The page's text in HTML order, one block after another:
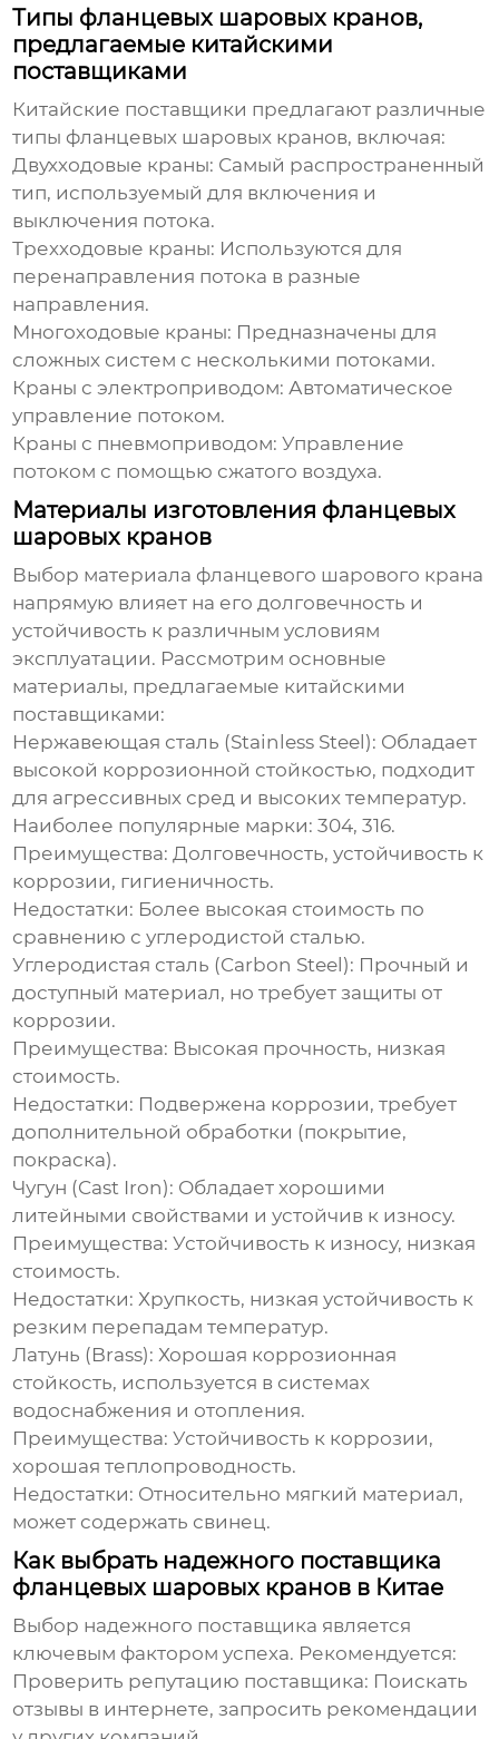
Типы фланцевых шаровых кранов,
предлагаемые китайскими
поставщиками
Китайские поставщики предлагают различные
типы фланцевых шаровых кранов, включая:
Двухходовые краны: Самый распространенный
тип, используемый для включения и
выключения потока.
Трехходовые краны: Используются для
перенаправления потока в разные
направления.
Многоходовые краны: Предназначены для
сложных систем с несколькими потоками.
Краны с электроприводом: Автоматическое
управление потоком.
Краны с пневмоприводом: Управление
потоком с помощью сжатого воздуха.
Материалы изготовления фланцевых
шаровых кранов
Выбор материала фланцевого шарового крана
напрямую влияет на его долговечность и
устойчивость к различным условиям
эксплуатации. Рассмотрим основные
материалы, предлагаемые китайскими
поставщиками:
Нержавеющая сталь (Stainless Steel): Обладает
высокой коррозионной стойкостью, подходит
для агрессивных сред и высоких температур.
Наиболее популярные марки: 304, 316.
Преимущества: Долговечность, устойчивость к
коррозии, гигиеничность.
Недостатки: Более высокая стоимость по
сравнению с углеродистой сталью.
Углеродистая сталь (Carbon Steel): Прочный и
доступный материал, но требует защиты от
коррозии.
Преимущества: Высокая прочность, низкая
стоимость.
Недостатки: Подвержена коррозии, требует
дополнительной обработки (покрытие,
покраска).
Чугун (Cast Iron): Обладает хорошими
литейными свойствами и устойчив к износу.
Преимущества: Устойчивость к износу, низкая
стоимость.
Недостатки: Хрупкость, низкая устойчивость к
резким перепадам температур.
Латунь (Brass): Хорошая коррозионная
стойкость, используется в системах
водоснабжения и отопления.
Преимущества: Устойчивость к коррозии,
хорошая теплопроводность.
Недостатки: Относительно мягкий материал,
может содержать свинец.
Как выбрать надежного поставщика
фланцевых шаровых кранов в Китае
Выбор надежного поставщика является
ключевым фактором успеха. Рекомендуется:
Проверить репутацию поставщика: Поискать
отзывы в интернете, запросить рекомендации